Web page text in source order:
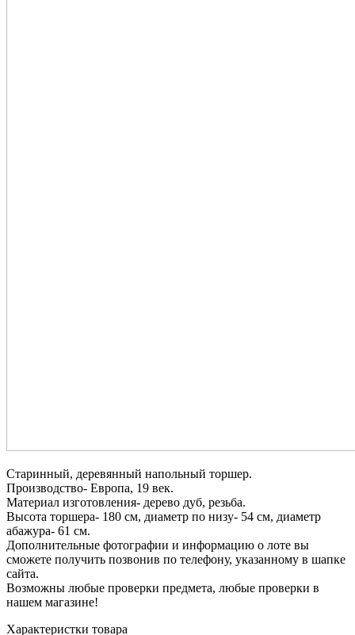
Старинный, деревянный напольный торшер.
Производство- Европа, 19 век.
Материал изготовления- дерево дуб, резьба.
Высота торшера- 180 см, диаметр по низу- 54 см, диаметр
абажура- 61 см.
Дополнительные фотографии и информацию о лоте вы
сможете получить позвонив по телефону, указанному в шапке
сайта.
Возможны любые проверки предмета, любые проверки в
нашем магазине!
Характеристки товара